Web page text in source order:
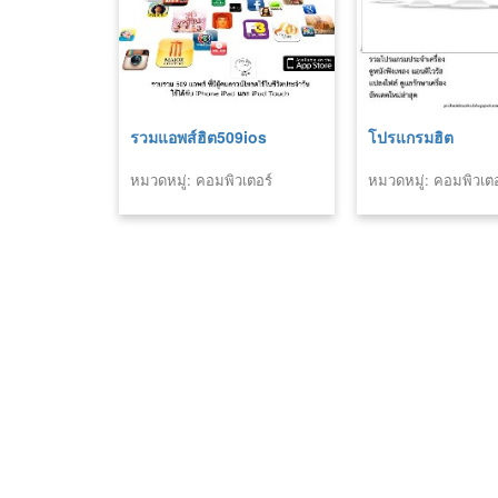
รวมแอพส์ฮิต509ios
หมวดหมู่: คอมพิวเตอร์
โปรแกรมฮิต
หมวดหมู่: คอมพิวเต